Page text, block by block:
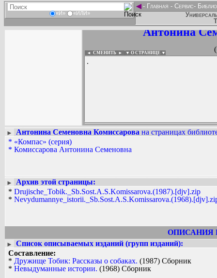
«И» «ИЛИ»
◄- Главная - Сервис-
Антонина
◄ СМЕНИТЬ ► ▼ О СТРАНИЦЕ ▼
.
...
► Антонина Семеновна Комиссарова на страницах
* «Компас» (серия)
* Комиссарова Антонина Семеновна
►
Архив этой страницы:
* Drujische_Tobik._Sb.Sost.A.S.Komissarova.(1987).[djv].zip
*
ОПИСАНИЯ
►
Список описываемых изданий (групп изданий):
Составление:
* Дружище Тобик: Рассказы о собаках. (1987) Сборник
* Невыдуманные истории. (1968) Сборник